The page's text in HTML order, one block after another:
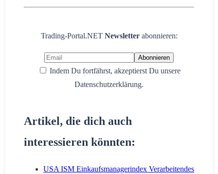
Trading-Portal.NET Newsletter abonnieren:
Indem Du fortfährst, akzeptierst Du unsere
Datenschutzerklärung.
Artikel, die dich auch
interessieren könnten:
USA ISM Einkaufsmanagerindex Verarbeitendes